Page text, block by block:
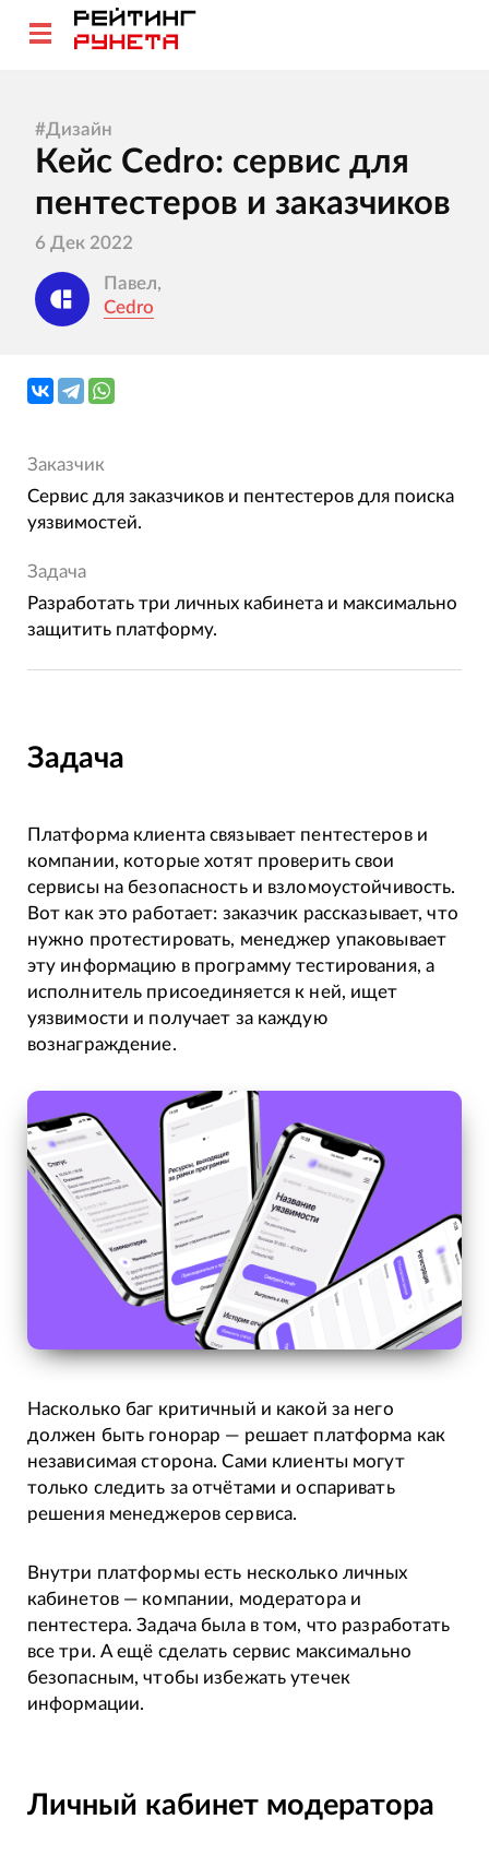
#Дизайн
Кейс Cedro: сервис для
пентестеров и заказчиков
6 Дек 2022
Павел,
Cedro
Заказчик
Сервис для заказчиков и пентестеров для поиска
уязвимостей.
Задача
Разработать три личных кабинета и максимально
защитить платформу.
Задача
Платформа клиента связывает пентестеров и
компании, которые хотят проверить свои
сервисы на безопасность и взломоустойчивость.
Вот как это работает: заказчик рассказывает, что
нужно протестировать, менеджер упаковывает
эту информацию в программу тестирования, а
исполнитель присоединяется к ней, ищет
уязвимости и получает за каждую
вознаграждение.
Насколько баг критичный и какой за него
должен быть гонорар — решает платформа как
независимая сторона. Сами клиенты могут
только следить за отчётами и оспаривать
решения менеджеров сервиса.
Внутри платформы есть несколько личных
кабинетов — компании, модератора и
пентестера. Задача была в том, что разработать
все три. А ещё сделать сервис максимально
безопасным, чтобы избежать утечек
информации.
Личный кабинет модератора